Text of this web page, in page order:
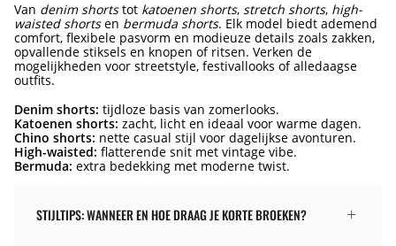
Van denim shortstot katoenen shorts, stretch shorts, high-
waisted shortsen bermuda shorts. Elk model biedt ademend
comfort, flexibele pasvorm en modieuze details zoals zakken,
opvallende stiksels en knopen of ritsen. Verken de
mogelijkheden voor streetstyle, festivallooks of alledaagse
outfits.
Denim shorts: tijdloze basis van zomerlooks.
Katoenen shorts: zacht, licht en ideaal voor warme dagen.
Chino shorts: nette casual stijl voor dagelijkse avonturen.
High-waisted: flatterende snit met vintage vibe.
Bermuda: extra bedekking met moderne twist.
STIJLTIPS: WANNEER EN HOE DRAAG JE KORTE BROEKEN?